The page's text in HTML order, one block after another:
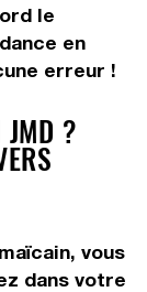
le
en
erreur !
JMD ?
vous
dans votre